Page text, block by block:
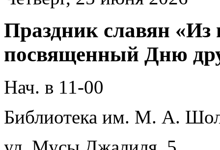
Праздник славян «Из
посвященный Дню
Нач. в 11-00
Библиотека им. М. А.